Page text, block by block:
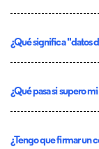
¿Qué significa "datos
¿Qué pasa si supero
¿Tengo que firmar un